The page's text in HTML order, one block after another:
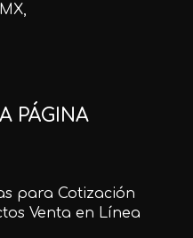
PÁGINA
para Cotización
Venta en Línea